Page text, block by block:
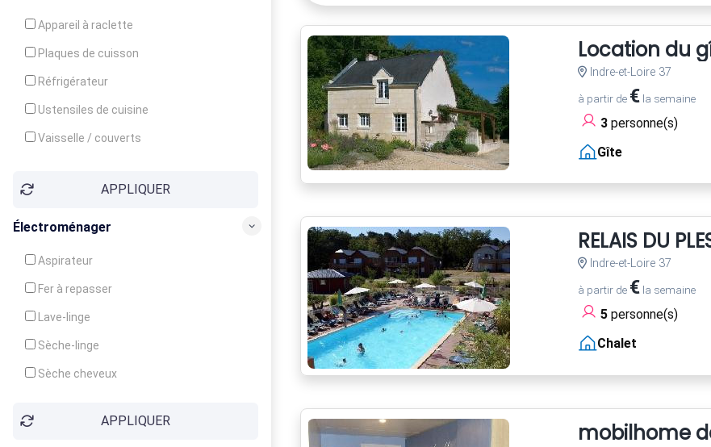
Appareil à raclette
Plaques de cuisson
Réfrigérateur
Ustensiles de cuisine
Vaisselle / couverts
Congélateur
APPLIQUER
Électroménager
Aspirateur
Fer à repasser
Lave-linge
Sèche-linge
Sèche cheveux
APPLIQUER
Location du
Indre-et-Loire 37
à partir de €la semaine
3personne(s)
Gîte
RELAIS DU
Indre-et-Loire 37
à partir de €la semaine
5personne(s)
Chalet
mobilhome